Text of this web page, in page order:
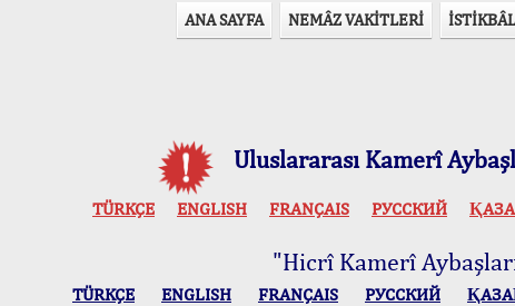
ANA SAYFA NEMÂZ VAKİTLERİ
Uluslararası Kamerî
TÜRKÇE ENGLISH FRANÇAIS РУССКИЙ
"Hicrî Kamerî
TÜRKÇE ENGLISH FRANÇAIS РУССКИЙ